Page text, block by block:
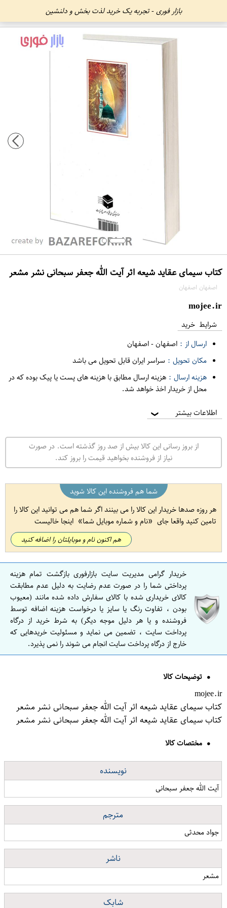
بازار فوری - تجربه یک خرید لذت بخش و دلنشین
کتاب سیمای عقاید شیعه اثر آیت الله جعفر سبحانی نشر مشعر
اصفهان اصفهان
mojee.ir
شرایط خرید
ارسال از : اصفهان-اصفهان
مکان تحویل : سراسر ایران قابل تحویل می باشد
هزینه ارسال : هزینه ارسال مطابق با هزینه های پست یا پیک بوده که در
محل از خریدار اخذ خواهد شد.
اطلاعات بیشتر ❯
از بروز رسانی این کالا بیش از صد روز گذشته است. در صورت
نیاز از فروشنده بخواهید قیمت را بروز کند.
شما هم فروشنده این کالا شوید
هر روزه صدها خریدار این کالا را می بینند اگر شما هم می توانید این کالا را
تامین کنید واقعا جای
نام و شماره موبایل شما اینجا خالیست
هم اکنون نام و موبایلتان را اضافه کنید
خریدار گرامی مدیریت سایت بازارفوری بازگشت تمام هزینه
پرداختی شما را در صورت عدم رضایت به دلیل عدم مطابقت
کالای خریداری شده با کالای سفارش داده شده مانند (معیوب
بودن ، تفاوت رنگ یا سایز یا درخواست هزینه اضافه توسط
فروشنده و یا هر دلیل موجه دیگر) به شرط خرید از درگاه
پرداخت سایت ، تضمین می نماید و مسئولیت خریدهایی که
خارج از درگاه پرداخت سایت انجام می شوند را نمی پذیرد.
توضیحات کالا
mojee.ir
کتاب سیمای عقاید شیعه اثر آیت الله جعفر سبحانی نشر مشعر
کتاب سیمای عقاید شیعه اثر آیت الله جعفر سبحانی نشر مشعر
مختصات کالا
نویسنده
آیت الله جعفر سبحانی
مترجم
جواد محدثی
ناشر
مشعر
شابک